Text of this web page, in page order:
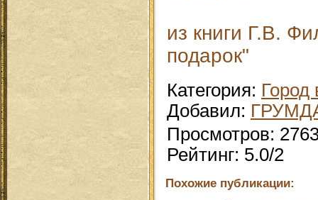
из книги Г.В.
подарок"
Категория: Город
Добавил:
Просмотров:
Рейтинг: 5.0/2
Похожие публикации: